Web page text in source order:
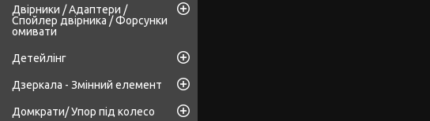
Двірники / Адаптери /
Спойлер двірника / Форсунки
омивати
Детейлінг
Дзеркала - Змінний елемент
Домкрати/ Упор під колесо